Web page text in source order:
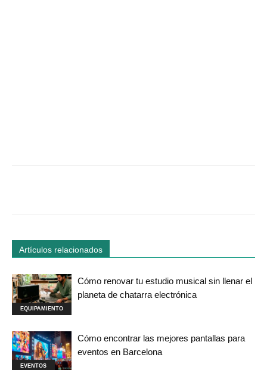
Artículos relacionados
EQUIPAMIENTO
Cómo renovar tu estudio musical sin llenar el
planeta de chatarra electrónica
EVENTOS
Cómo encontrar las mejores pantallas para
eventos en Barcelona